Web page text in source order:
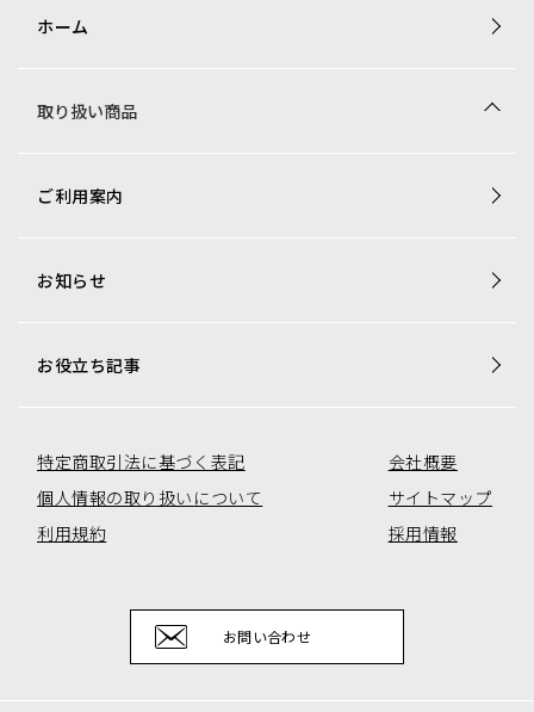
ホーム
取り扱い商品
商品一覧
トレカ用ショーケース・消耗品
オリジナル商品一覧
ご利用案内
お知らせ
お役立ち記事
特定商取引法に基づく表記
個人情報の取り扱いについて
利用規約
会社概要
サイトマップ
採用情報
お問い合わせ